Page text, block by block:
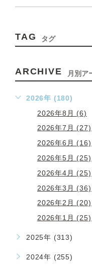
TAG タグ
ARCHIVE 月別ア
2026年 (180)
2026年8月 (6)
2026年7月 (27)
2026年6月 (16)
2026年5月 (25)
2026年4月 (25)
2026年3月 (36)
2026年2月 (20)
2026年1月 (25)
2025年 (313)
2024年 (255)